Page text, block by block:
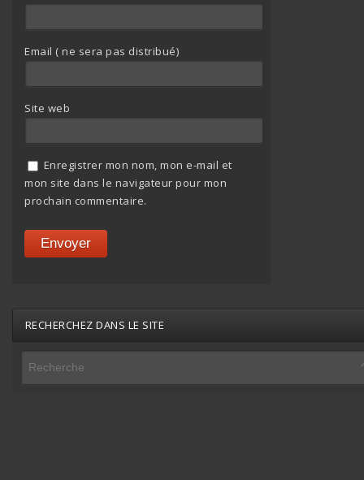
Email ( ne sera pas distribué)
Site web
Enregistrer mon nom, mon e-mail et
mon site dans le navigateur pour mon
prochain commentaire.
RECHERCHEZ DANS LE SITE